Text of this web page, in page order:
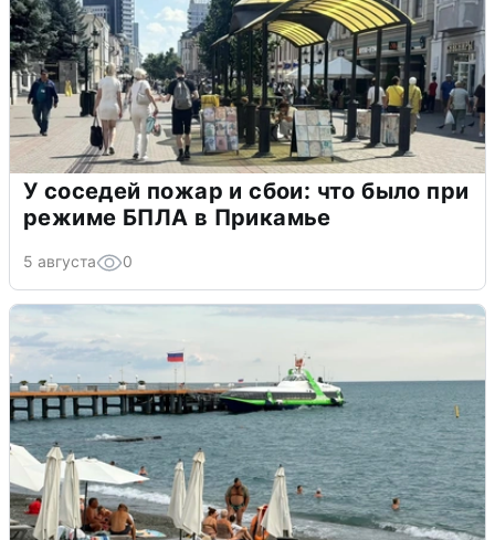
У соседей пожар и сбои: что было при
режиме БПЛА в Прикамье
5 августа 0